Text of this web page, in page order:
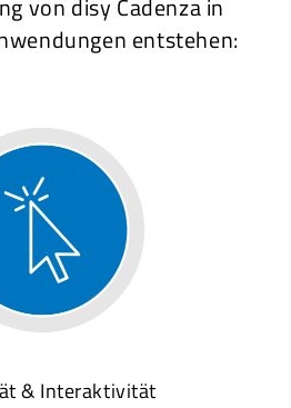
entstehen:
& Interaktivität